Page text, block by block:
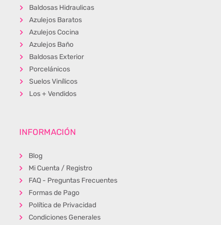
Baldosas Hidraulicas
Azulejos Baratos
Azulejos Cocina
Azulejos Baño
Baldosas Exterior
Porcelánicos
Suelos Vinílicos
Los + Vendidos
INFORMACIÓN
Blog
Mi Cuenta / Registro
FAQ - Preguntas Frecuentes
Formas de Pago
Política de Privacidad
Condiciones Generales